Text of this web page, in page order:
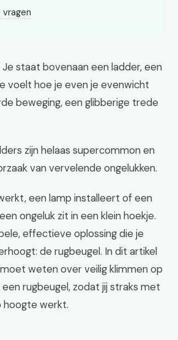
staat bovenaan een ladder, een
voelt hoe je even je evenwicht
beweging, een glibberige trede
zijn helaas supercommon en
van vervelende ongelukken.
een lamp installeert of een
ongeluk zit in een klein hoekje.
effectieve oplossing die je
de rugbeugel. In dit artikel
weten over veilig klimmen op
rugbeugel, zodat jij straks met
hoogte werkt.